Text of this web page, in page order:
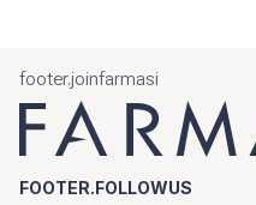
footer.joinfarmasi
FOOTER.FOLLOWUS